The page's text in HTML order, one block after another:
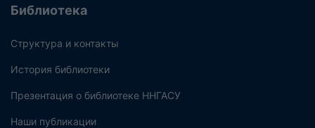
Библиотека
Структура и контакты
История библиотеки
Презентация о библиотеке ННГАСУ
Наши публикации